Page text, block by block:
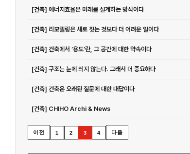
[건축] 에너지효율은 미래를 설계하는 방식이다
[건축] 리모델링은 새로 짓는 것보다 더 어려운 일이다
[건축] 건축에서 ‘용도’란, 그 공간에 대한 약속이다
[건축] 구조는 눈에 띄지 않는다. 그래서 더 중요하다
[건축] 건축은 오래된 질문에 대한 대답이다
[건축] CHIHO Archi & News
이전 1 2 3 4 다음